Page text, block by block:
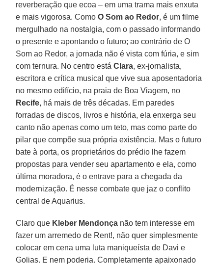
reverberação que ecoa – em uma trama mais enxuta
e mais vigorosa. ComoO Som ao Redor, é um filme
mergulhado na nostalgia, com o passado informando
o presente e apontando o futuro; ao contrário de O
Som ao Redor, a jornada não é vista com fúria, e sim
com ternura. No centro estáClara, ex-jornalista,
escritora e crítica musical que vive sua aposentadoria
no mesmo edifício, na praia de Boa Viagem, no
Recife, há mais de três décadas. Em paredes
forradas de discos, livros e história, ela enxerga seu
canto não apenas como um teto, mas como parte do
pilar que compõe sua própria existência. Mas o futuro
bate à porta, os proprietários do prédio lhe fazem
propostas para vender seu apartamento e ela, como
última moradora, é o entrave para a chegada da
modernização. É nesse combate que jaz o conflito
central de Aquarius.
Claro que Kleber Mendonça não tem interesse em
fazer um arremedo de Rent!, não quer simplesmente
colocar em cena uma luta maniqueísta de Davi e
Golias. E nem poderia. Completamente apaixonado